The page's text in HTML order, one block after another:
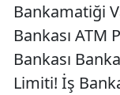
Bankamatiği
Bankası ATM
Bankası
Limiti! İş